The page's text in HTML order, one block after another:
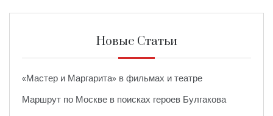
Новые Статьи
«Мастер и Маргарита» в фильмах и театре
Маршрут по Москве в поисках героев Булгакова